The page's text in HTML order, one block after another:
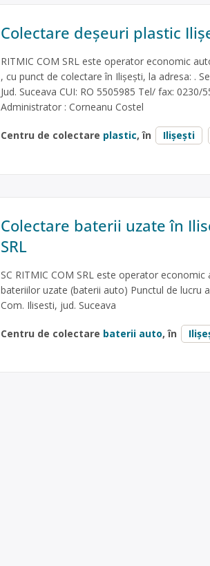
Colectare deșeuri plastic
RITMIC COM SRL este operator economic
, cu punct de colectare în Ilișești, la adresa: .
Jud. Suceava CUI: RO 5505985 Tel/ fax: 0230/
Administrator : Corneanu Costel
Centru de colectare plastic, în Ilişeşti
Colectare baterii uzate în
SRL
SC RITMIC COM SRL este operator
bateriilor uzate (baterii auto) Punctul de lucru
Com. Ilisesti, jud. Suceava
Centru de colectare baterii auto, în